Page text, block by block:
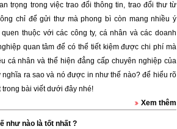
trọng trong việc trao đổi thông tin, trao đổi thư từ
chỉ để gửi thư mà phong bì còn mang nhiều ý
thuộc với các công ty, cá nhân và các doanh
quan tâm để có thể tiết kiệm được chi phí mà
cá nhân và thể hiện đẳng cấp chuyên nghiệp của
ra sao và nó được in như thế nào? để hiểu rõ
trong bài viết dưới đây nhé!
Xem thêm
như nào là tốt nhất ?